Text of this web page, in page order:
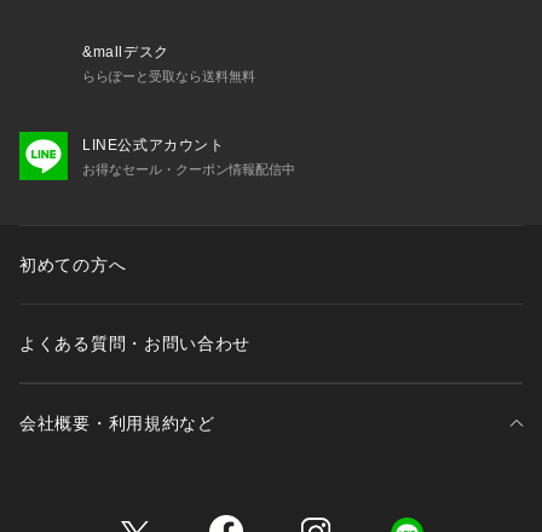
&mallデスク
ららぽーと受取なら送料無料
LINE公式アカウント
お得なセール・クーポン情報配信中
初めての方へ
よくある質問・お問い合わせ
会社概要・利用規約など